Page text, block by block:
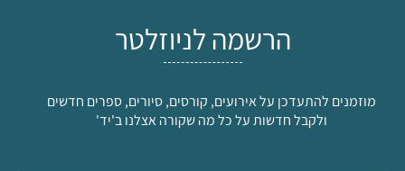
הרשמה לניוזלטר
מוזמנים להתעדכן על אירועים, קורסים, סיורים, ספרים חדשים
ולקבל חדשות על כל מה שקורה אצלנו ב'יד'